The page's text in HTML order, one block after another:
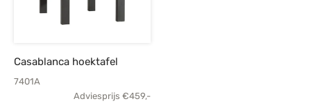
Casablanca hoektafel
7401A
Adviesprijs €459,-